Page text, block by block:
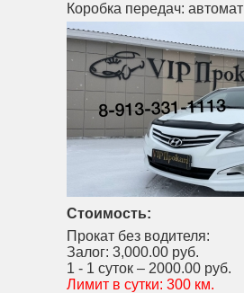
Коробка передач: автомат
Стоимость:
Прокат без водителя:
Залог: 3,000.00 руб.
1 - 1 суток – 2000.00 руб.
Лимит в сутки: 300 км.